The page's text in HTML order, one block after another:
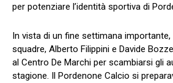
per potenziare l’identità sportiva di
In vista di un fine settimana importante,
squadre, Alberto Filippini e Davide
al Centro De Marchi per scambiarsi gli
stagione. Il Pordenone Calcio si